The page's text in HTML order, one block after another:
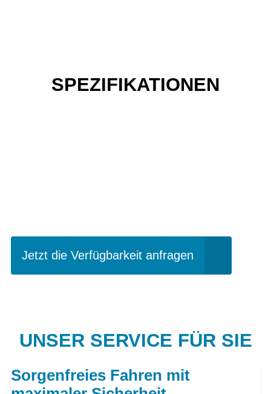
SPEZIFIKATIONEN
Jetzt die Verfügbarkeit anfragen
UNSER SERVICE FÜR SIE
Sorgenfreies Fahren mit